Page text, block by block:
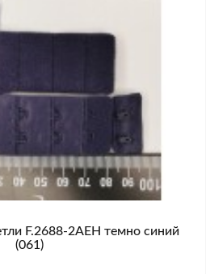
F.2688-2AEH темно синий
(061)